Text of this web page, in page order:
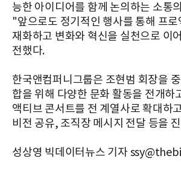
능한 아이디어를 함께 논의하는 소통
"앞으로도 정기적인 행사를 통해 프로
재화하고 변화와 혁신을 실천으로 이
전했다.
한국앤컴퍼니그룹은 조현범 회장을
합을 위해 다양한 문화 활동을 전개하
액티브 콘서트를 전 계열사로 확대하
비전 공유, 조직장 메시지 전달 등을
성상영 빅데이터뉴스 기자